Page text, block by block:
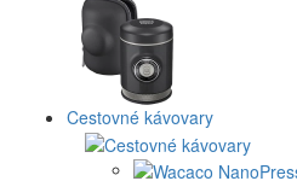
Cestovné kávovary